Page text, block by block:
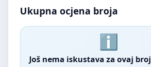
Ukupna ocjena broja
Još nema iskustava za ovaj broj